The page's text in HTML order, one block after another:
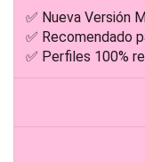
✅ Nueva Versión
✅ Recomendado
✅ Perfiles 100%